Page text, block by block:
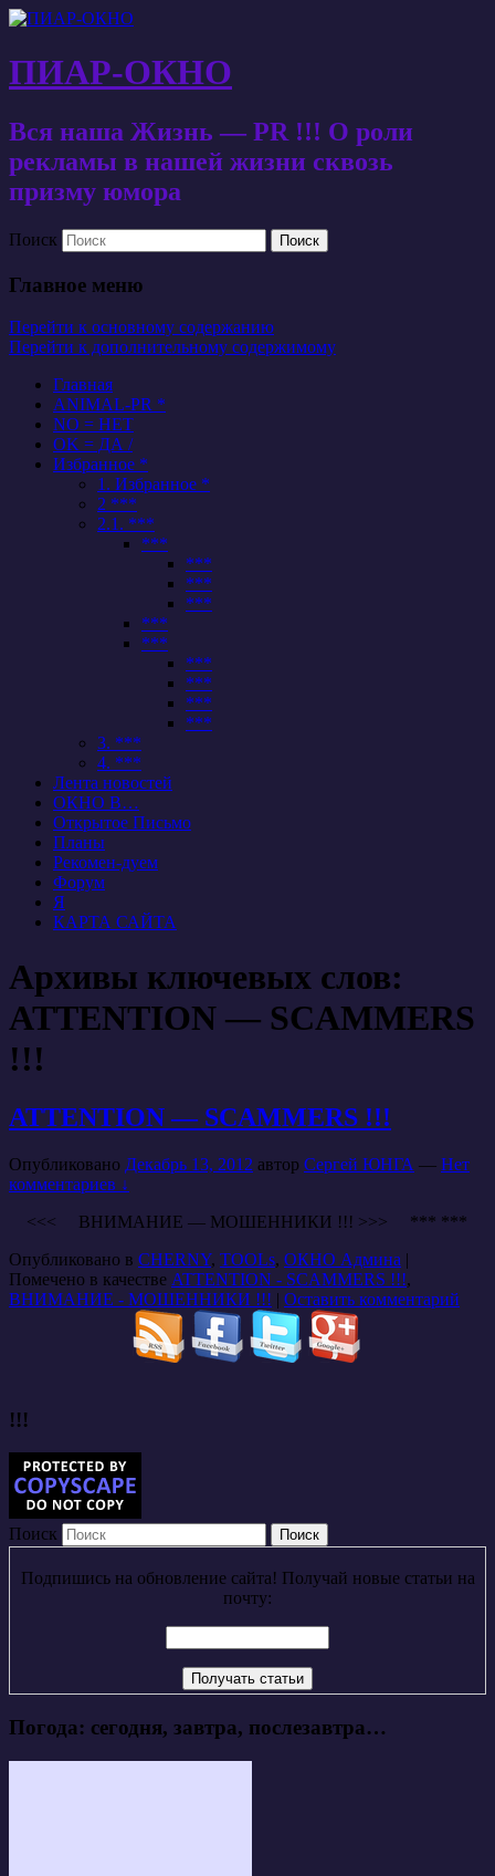
ПИАР-ОКНО
Вся наша Жизнь — PR !!! О роли
рекламы в нашей жизни сквозь
призму юмора
Поиск
Главное меню
Перейти к основному содержанию
Перейти к дополнительному содержимому
Главная
ANIMAL-PR *
NO = НЕТ
OK = ДА /
Избранное *
1. Избранное *
2 ***
2.1. ***
***
***
***
***
***
***
***
***
***
***
3. ***
4. ***
Лента новостей
ОКНО В…
Открытое Письмо
Планы
Рекомен-дуем
Форум
Я
КАРТА САЙТА
Архивы ключевых слов:
ATTENTION — SCAMMERS
!!!
ATTENTION — SCAMMERS !!!
Опубликовано Декабрь 13, 2012 автор Сергей ЮНГА — Нет
комментариев ↓
<<< ВНИМАНИЕ — МОШЕННИКИ !!! >>> *** ***
Опубликовано в CHERNY, TOOLs, ОКНО Админа |
Помечено в качестве ATTENTION - SCAMMERS !!!,
ВНИМАНИЕ - МОШЕННИКИ !!! | Оставить комментарий
!!!
Поиск
Подпишись на обновление сайта! Получай новые статьи на
почту:
Погода: сегодня, завтра, послезавтра…